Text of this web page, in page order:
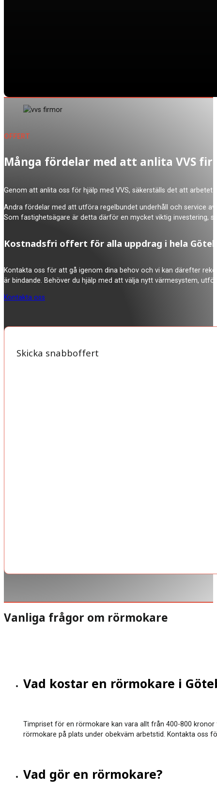
Många fördelar med att anlita VVS
Genom att anlita oss för hjälp med VVS, säkerställs det att
Andra fördelar med att utföra regelbundet underhåll och service
Som fastighetsägare är detta därför en mycket viktig investering,
Kostnadsfri offert för alla uppdrag i hela
Kontakta oss för att gå igenom dina behov och vi kan därefter
är bindande. Behöver du hjälp med att välja nytt värmesystem,
OFFERT
Kontakta oss
Skicka snabboffert
Vanliga frågor om rörmokare
Vad kostar en rörmokare i
Timpriset för en rörmokare kan vara allt från 400-800
rörmokare på plats under obekväm arbetstid. Kontakta oss
Vad gör en rörmokare?